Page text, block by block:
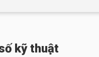
kỹ thuật